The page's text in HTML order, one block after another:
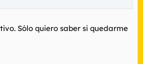
Sólo quiero saber si quedarme